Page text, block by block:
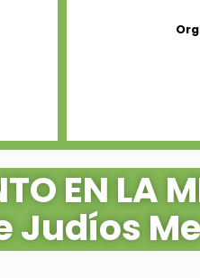
EN LA
Judíos